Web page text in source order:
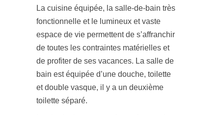
La cuisine équipée, la salle-de-bain très
fonctionnelle et le lumineux et vaste
espace de vie permettent de s’affranchir
de toutes les contraintes matérielles et
de profiter de ses vacances. La salle de
bain est équipée d’une douche, toilette
et double vasque, il y a un deuxième
toilette séparé.